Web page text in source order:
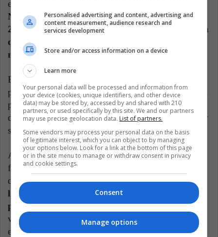
explicó que
Noruega tiene una tasa de reincidencia de sólo el
20%, particularmente baja comparada con la tasa
de 76,6% presente en Estados Unidos, una de las
más altas del mundo".
Entonces, el discurso de la revancha en contra de la
población presa, debe ser rechazado y visto como una
postura autoritaria, alejada de los principios
democráticos, humanos y civiles en los que debe estar
sustentada la sociedad.
Ahora, no falta quien diga: "Pues si matan a algún
familiar tuyo, de seguro que estarás en contra de los
derechos a esos criminales".Y precisamente, es que
las normas y las leyes no pueden ser redactadas
por intereses particulares y revanchismos.Ser
víctima de la delincuencia es relevante y se deben
escuchar a todas… pero las leyes también tienen que
Personalised advertising and content, advertising and
content measurement, audience research and
services development
Store and/or access information on a device
Learn more
Your personal data will be processed and information from
your device (cookies, unique identifiers, and other device
data) may be stored by, accessed by and shared with 210
partners, or used specifically by this site. We and our partners
may use precise geolocation data. List of partners.
Some vendors may process your personal data on the basis
of legitimate interest, which you can object to by managing
your options below. Look for a link at the bottom of this page
or in the site menu to manage or withdraw consent in privacy
and cookie settings.
Consent
Manage options